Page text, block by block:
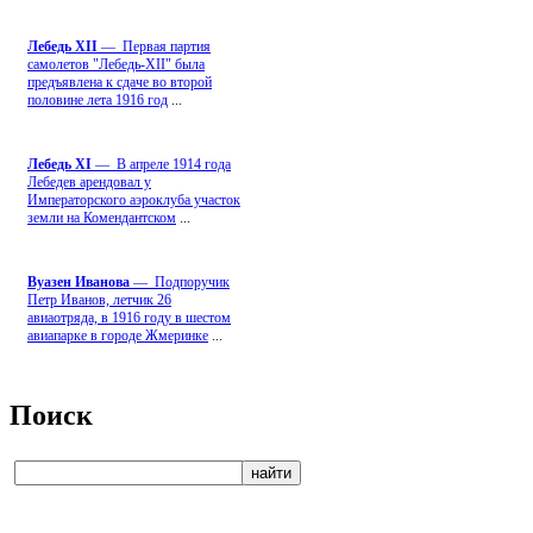
Лебедь ХII — Первая партия
самолетов "Лебедь-ХII" была
предъявлена к сдаче во второй
половине лета 1916 год
Лебедь ХI — В апреле 1914 года
Лебедев арендовал у
Императорского аэроклуба участок
земли на Комендантском
Вуазен Иванова — Подпоручик
Петр Иванов, летчик 26
авиаотряда, в 1916 году в шестом
авиапарке в городе Жмеринке
Поиск